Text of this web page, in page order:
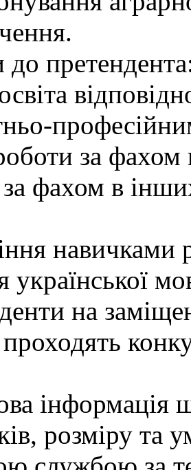
за
фахом в
навичками
української
на
інформація
розміру та